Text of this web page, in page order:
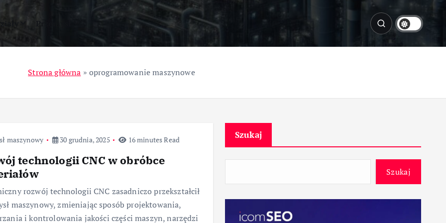
Przemysł
Strona główna » oprogramowanie maszynowe
maszynowy 30 grudnia, 2025 16 minutes Read
technologii CNC w obróbce
rozwój technologii CNC zasadniczo przekształcił
maszynowy, zmieniając sposób projektowania,
i kontrolowania jakości części maszyn, narzędzi
Szukaj
Szukaj